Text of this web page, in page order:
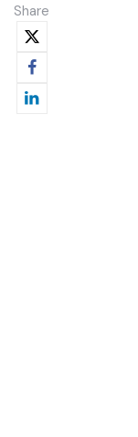
Share